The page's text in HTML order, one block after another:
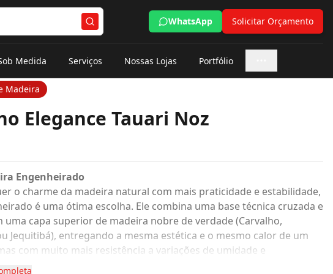
WhatsApp Solicitar Orçamento
Medida Serviços Nossas Lojas Portfólio
Madeira
Elegance Tauari Noz
Engenheirado
o charme da madeira natural com mais praticidade e estabilidade,
é uma ótima escolha. Ele combina uma base técnica cruzada e
uma capa superior de madeira nobre de verdade (Carvalho,
Jequitibá), entregando a mesma estética e o mesmo calor de um
com muito mais resistência a variações de umidade e